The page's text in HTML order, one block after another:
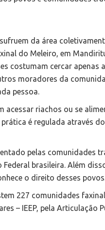
da área
do Meleiro, em
costumam cercar apenas
moradores da
pessoa.
riachos ou se
é regulada através
pelas comunidades
brasileira. Além
o direito desses
227 comunidades
– IEEP, pela Articulação